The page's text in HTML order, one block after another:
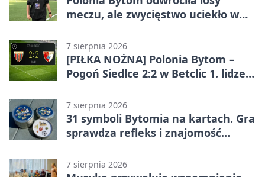
meczu, ale zwycięstwo uciekło w
7 sierpnia 2026
[PIŁKA NOŻNA] Polonia Bytom –
Pogoń Siedlce 2:2 w Betclic 1. lidze.
ale stracili zwycięstwo
7 sierpnia 2026
31 symboli Bytomia na kartach. Gra
sprawdza refleks i znajomość
7 sierpnia 2026